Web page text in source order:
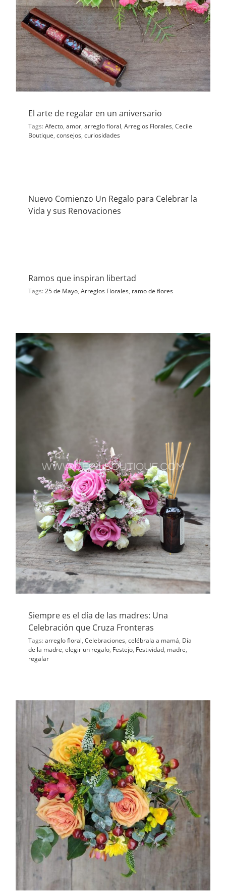
El arte de regalar en un aniversario
Tags: Afecto, amor, arreglo floral, Arreglos Florales, Cecile
Boutique, consejos, curiosidades
Nuevo Comienzo Un Regalo para Celebrar la
Vida y sus Renovaciones
Ramos que inspiran libertad
Tags: 25 de Mayo, Arreglos Florales, ramo de flores
Siempre es el día de las madres: Una
Celebración que Cruza Fronteras
Tags: arreglo floral, Celebraciones, celébrala a mamá, Día
de la madre, elegir un regalo, Festejo, Festividad, madre,
regalar